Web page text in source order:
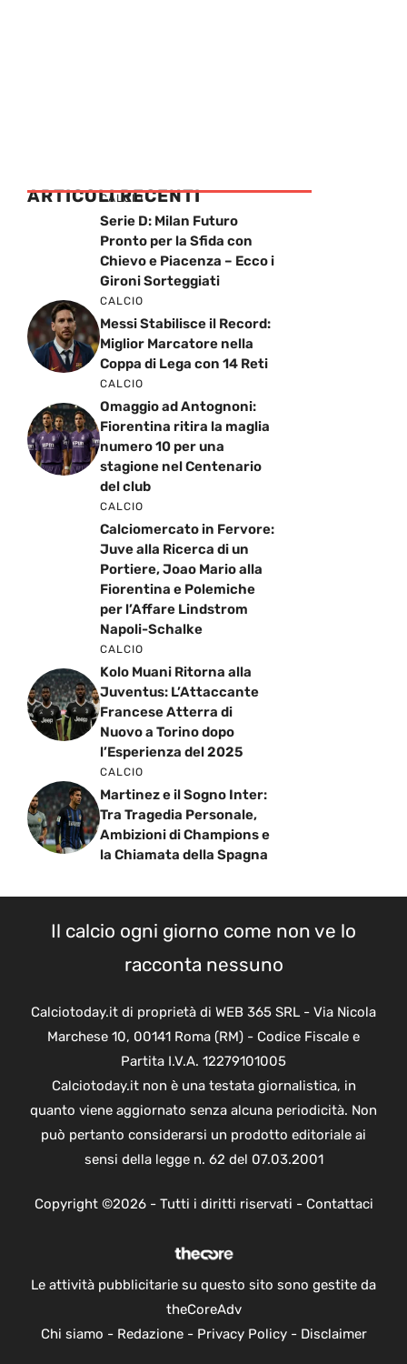
ARTICOLI RECENTI
CALCIO
Serie D: Milan Futuro
Pronto per la Sfida con
Chievo e Piacenza – Ecco i
Gironi Sorteggiati
CALCIO
Messi Stabilisce il Record:
Miglior Marcatore nella
Coppa di Lega con 14 Reti
CALCIO
Omaggio ad Antognoni:
Fiorentina ritira la maglia
numero 10 per una
stagione nel Centenario
del club
CALCIO
Calciomercato in Fervore:
Juve alla Ricerca di un
Portiere, Joao Mario alla
Fiorentina e Polemiche
per l’Affare Lindstrom
Napoli-Schalke
CALCIO
Kolo Muani Ritorna alla
Juventus: L’Attaccante
Francese Atterra di
Nuovo a Torino dopo
l’Esperienza del 2025
CALCIO
Martinez e il Sogno Inter:
Tra Tragedia Personale,
Ambizioni di Champions e
la Chiamata della Spagna
Il calcio ogni giorno come non ve lo
racconta nessuno
Calciotoday.it di proprietà di WEB 365 SRL - Via Nicola
Marchese 10, 00141 Roma (RM) - Codice Fiscale e
Partita I.V.A. 12279101005
Calciotoday.it non è una testata giornalistica, in
quanto viene aggiornato senza alcuna periodicità. Non
può pertanto considerarsi un prodotto editoriale ai
sensi della legge n. 62 del 07.03.2001
Copyright ©2026 - Tutti i diritti riservati - Contattaci
Le attività pubblicitarie su questo sito sono gestite da
theCoreAdv
Chi siamo - Redazione- Privacy Policy- Disclaimer